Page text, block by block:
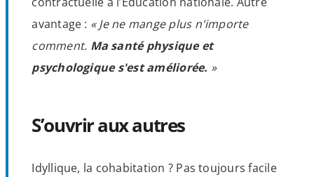
avantage : « Je ne mange plus n'importe
comment. Ma santé physique et
psychologique s'est améliorée. »
S’ouvrir aux autres
Idyllique, la cohabitation ? Pas toujours facile